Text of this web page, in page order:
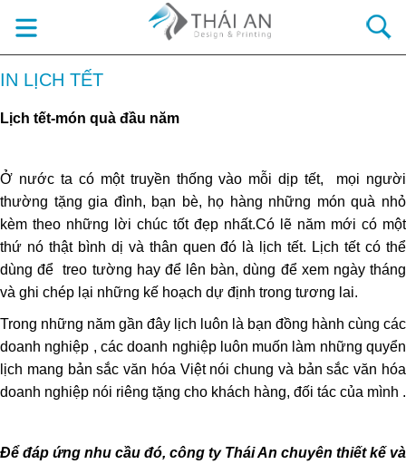
IN LỊCH TẾT
Lịch tết-món quà đầu năm
Ở nước ta có một truyền thống vào mỗi dịp tết, mọi người
thường tặng gia đình, bạn bè, họ hàng những món quà nhỏ
kèm theo những lời chúc tốt đẹp nhất.Có lẽ năm mới có một
thứ nó thật bình dị và thân quen đó là lịch tết. Lịch tết có thể
dùng để treo tường hay để lên bàn, dùng để xem ngày tháng
và ghi chép lại những kế hoạch dự định trong tương lai.
Trong những năm gần đây lịch luôn là bạn đồng hành cùng các
doanh nghiệp , các doanh nghiệp luôn muốn làm những quyển
lịch mang bản sắc văn hóa Việt nói chung và bản sắc văn hóa
doanh nghiệp nói riêng tặng cho khách hàng, đối tác của mình .
Để đáp ứng nhu cầu đó, công ty Thái An chuyên thiết kế và